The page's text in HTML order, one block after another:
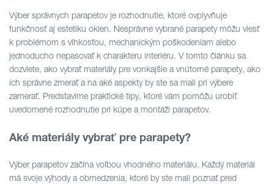
Výber správnych parapetov je rozhodnutie, ktoré ovplyvňuje
funkčnosť aj estetiku okien. Nesprávne vybrané parapety môžu viesť
k problémom s vlhkosťou, mechanickým poškodeniam alebo
jednoducho nepasovať k charakteru interiéru. V tomto článku sa
dozviete, ako vybrať materiály pre vonkajšie a vnútorné parapety, ako
ich správne zmerať a na aké aspekty by ste sa mali pri výbere
zamerať. Predstavíme praktické tipy, ktoré vám pomôžu urobiť
uvedomené rozhodnutie pri kúpe a montáži parapetov.
Aké materiály vybrať pre parapety?
Výber parapetov začína voľbou vhodného materiálu. Každý materiál
má svoje výhody a obmedzenia, ktoré by ste mali poznať pred